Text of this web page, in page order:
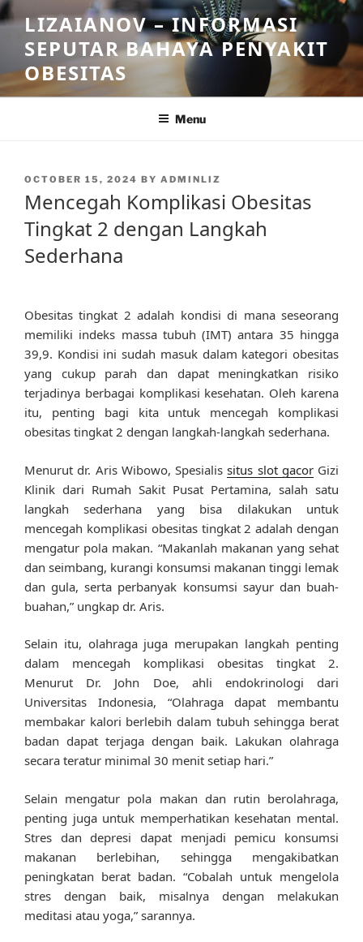
Skip
to
content
LIZAIANOV – INFORMASI
SEPUTAR BAHAYA PENYAKIT
OBESITAS
Menu
POSTED
OCTOBER 15, 2024 BY ADMINLIZ
Mencegah Komplikasi Obesitas
Tingkat 2 dengan Langkah
Sederhana
Obesitas tingkat 2 adalah kondisi di mana seseorang
memiliki indeks massa tubuh (IMT) antara 35 hingga
39,9. Kondisi ini sudah masuk dalam kategori obesitas
yang cukup parah dan dapat meningkatkan risiko
terjadinya berbagai komplikasi kesehatan. Oleh karena
itu, penting bagi kita untuk mencegah komplikasi
obesitas tingkat 2 dengan langkah-langkah sederhana.
Menurut dr. Aris Wibowo, Spesialissitus slot gacorGizi
Klinik dari Rumah Sakit Pusat Pertamina, salah satu
langkah sederhana yang bisa dilakukan untuk
mencegah komplikasi obesitas tingkat 2 adalah dengan
mengatur pola makan. “Makanlah makanan yang sehat
dan seimbang, kurangi konsumsi makanan tinggi lemak
dan gula, serta perbanyak konsumsi sayur dan buah-
buahan,” ungkap dr. Aris.
Selain itu, olahraga juga merupakan langkah penting
dalam mencegah komplikasi obesitas tingkat 2.
Menurut Dr. John Doe, ahli endokrinologi dari
Universitas Indonesia, “Olahraga dapat membantu
membakar kalori berlebih dalam tubuh sehingga berat
badan dapat terjaga dengan baik. Lakukan olahraga
secara teratur minimal 30 menit setiap hari.”
Selain mengatur pola makan dan rutin berolahraga,
penting juga untuk memperhatikan kesehatan mental.
Stres dan depresi dapat menjadi pemicu konsumsi
makanan berlebihan, sehingga mengakibatkan
peningkatan berat badan. “Cobalah untuk mengelola
stres dengan baik, misalnya dengan melakukan
meditasi atau yoga,” sarannya.